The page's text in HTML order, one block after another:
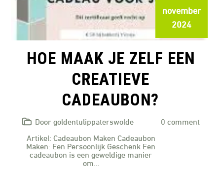
november
2024
HOE MAAK JE ZELF EEN
CREATIEVE
CADEAUBON?
Door goldentulippaterswolde
0 comment
Artikel: Cadeaubon Maken Cadeaubon
Maken: Een Persoonlijk Geschenk Een
cadeaubon is een geweldige manier
om…